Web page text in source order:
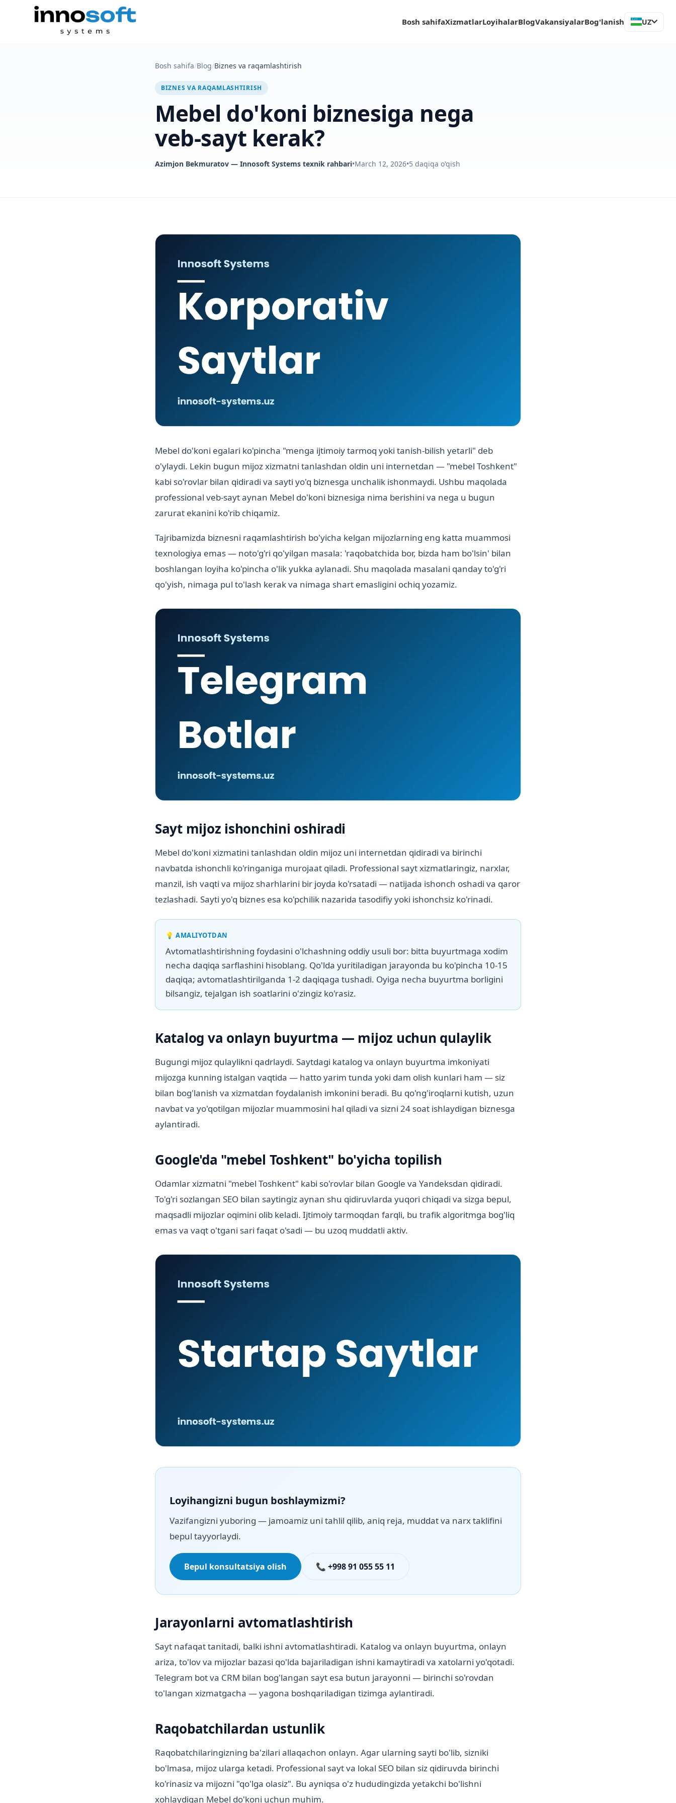
Bosh sahifaXizmatlarLoyihalarBlogVakansiyalarBog'lanish UZ
Bosh sahifa/Blog/Biznes va raqamlashtirish
BIZNES VA RAQAMLASHTIRISH
Mebel do'koni biznesiga nega
veb-sayt kerak?
Azimjon Bekmuratov — Innosoft Systems texnik rahbari•March 12, 2026•5 daqiqa o'qish
Mebel do'koni egalari ko'pincha "menga ijtimoiy tarmoq yoki tanish-bilish yetarli" deb
o'ylaydi. Lekin bugun mijoz xizmatni tanlashdan oldin uni internetdan — "mebel Toshkent"
kabi so'rovlar bilan qidiradi va sayti yo'q biznesga unchalik ishonmaydi. Ushbu maqolada
professional veb-sayt aynan Mebel do'koni biznesiga nima berishini va nega u bugun
zarurat ekanini ko'rib chiqamiz.
Tajribamizda biznesni raqamlashtirish bo'yicha kelgan mijozlarning eng katta muammosi
texnologiya emas — noto'g'ri qo'yilgan masala: 'raqobatchida bor, bizda ham bo'lsin' bilan
boshlangan loyiha ko'pincha o'lik yukka aylanadi. Shu maqolada masalani qanday to'g'ri
qo'yish, nimaga pul to'lash kerak va nimaga shart emasligini ochiq yozamiz.
Sayt mijoz ishonchini oshiradi
Mebel do'koni xizmatini tanlashdan oldin mijoz uni internetdan qidiradi va birinchi
navbatda ishonchli ko'ringaniga murojaat qiladi. Professional sayt xizmatlaringiz, narxlar,
manzil, ish vaqti va mijoz sharhlarini bir joyda ko'rsatadi — natijada ishonch oshadi va qaror
tezlashadi. Sayti yo'q biznes esa ko'pchilik nazarida tasodifiy yoki ishonchsiz ko'rinadi.
💡AMALIYOTDAN
Avtomatlashtirishning foydasini o'lchashning oddiy usuli bor: bitta buyurtmaga xodim
necha daqiqa sarflashini hisoblang. Qo'lda yuritiladigan jarayonda bu ko'pincha 10-15
daqiqa; avtomatlashtirilganda 1-2 daqiqaga tushadi. Oyiga necha buyurtma borligini
bilsangiz, tejalgan ish soatlarini o'zingiz ko'rasiz.
Katalog va onlayn buyurtma — mijoz uchun qulaylik
Bugungi mijoz qulaylikni qadrlaydi. Saytdagi katalog va onlayn buyurtma imkoniyati
mijozga kunning istalgan vaqtida — hatto yarim tunda yoki dam olish kunlari ham — siz
bilan bog'lanish va xizmatdan foydalanish imkonini beradi. Bu qo'ng'iroqlarni kutish, uzun
navbat va yo'qotilgan mijozlar muammosini hal qiladi va sizni 24 soat ishlaydigan biznesga
aylantiradi.
Google'da "mebel Toshkent" bo'yicha topilish
Odamlar xizmatni "mebel Toshkent" kabi so'rovlar bilan Google va Yandeksdan qidiradi.
To'g'ri sozlangan SEO bilan saytingiz aynan shu qidiruvlarda yuqori chiqadi va sizga bepul,
maqsadli mijozlar oqimini olib keladi. Ijtimoiy tarmoqdan farqli, bu trafik algoritmga bog'liq
emas va vaqt o'tgani sari faqat o'sadi — bu uzoq muddatli aktiv.
Loyihangizni bugun boshlaymizmi?
Vazifangizni yuboring — jamoamiz uni tahlil qilib, aniq reja, muddat va narx taklifini
bepul tayyorlaydi.
Bepul konsultatsiya olish 📞 +998 91 055 55 11
Jarayonlarni avtomatlashtirish
Sayt nafaqat tanitadi, balki ishni avtomatlashtiradi. Katalog va onlayn buyurtma, onlayn
ariza, to'lov va mijozlar bazasi qo'lda bajariladigan ishni kamaytiradi va xatolarni yo'qotadi.
Telegram bot va CRM bilan bog'langan sayt esa butun jarayonni — birinchi so'rovdan
to'langan xizmatgacha — yagona boshqariladigan tizimga aylantiradi.
Raqobatchilardan ustunlik
Raqobatchilaringizning ba'zilari allaqachon onlayn. Agar ularning sayti bo'lib, sizniki
bo'lmasa, mijoz ularga ketadi. Professional sayt va lokal SEO bilan siz qidiruvda birinchi
ko'rinasiz va mijozni "qo'lga olasiz". Bu ayniqsa o'z hududingizda yetakchi bo'lishni
xohlaydigan Mebel do'koni uchun muhim.